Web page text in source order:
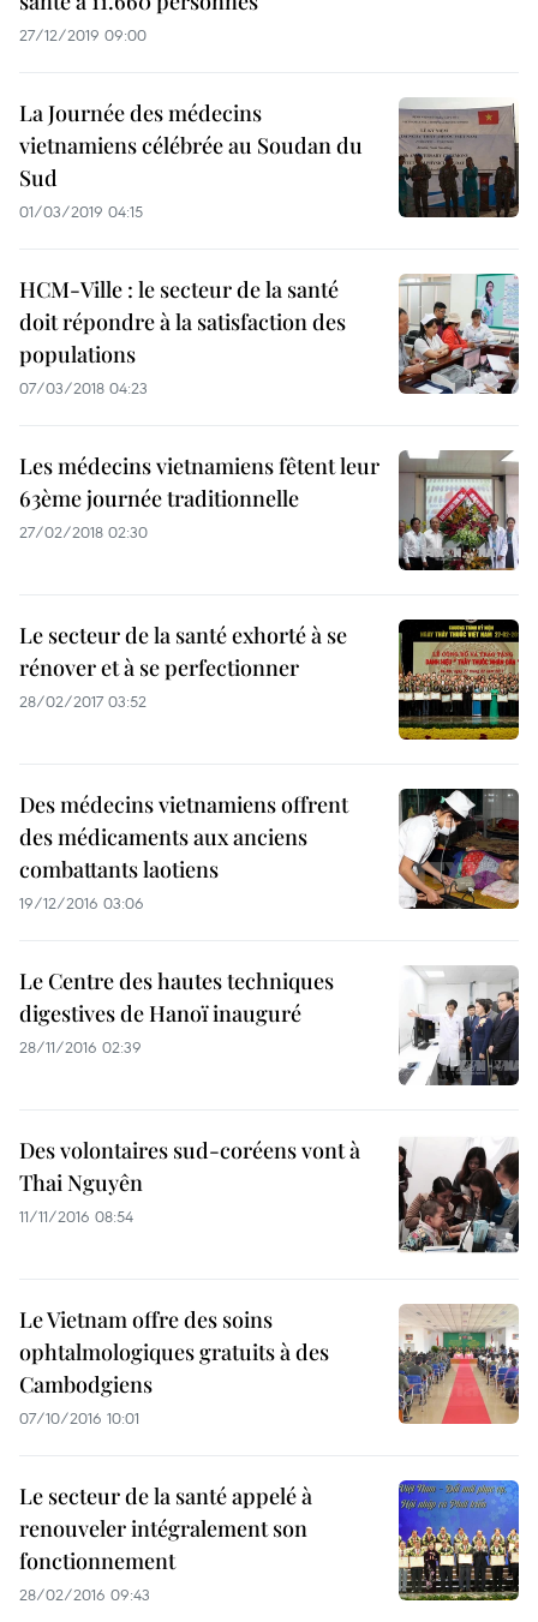
27/12/2019 09:00
La Journée des médecins
vietnamiens célébrée au Soudan du
Sud
01/03/2019 04:15
HCM-Ville : le secteur de la santé
doit répondre à la satisfaction des
populations
07/03/2018 04:23
Les médecins vietnamiens fêtent leur
63ème journée traditionnelle
27/02/2018 02:30
Le secteur de la santé exhorté à se
rénover et à se perfectionner
28/02/2017 03:52
Des médecins vietnamiens offrent
des médicaments aux anciens
combattants laotiens
19/12/2016 03:06
Le Centre des hautes techniques
digestives de Hanoï inauguré
28/11/2016 02:39
Des volontaires sud-coréens vont à
Thai Nguyên
11/11/2016 08:54
Le Vietnam offre des soins
ophtalmologiques gratuits à des
Cambodgiens
07/10/2016 10:01
Le secteur de la santé appelé à
renouveler intégralement son
fonctionnement
28/02/2016 09:43